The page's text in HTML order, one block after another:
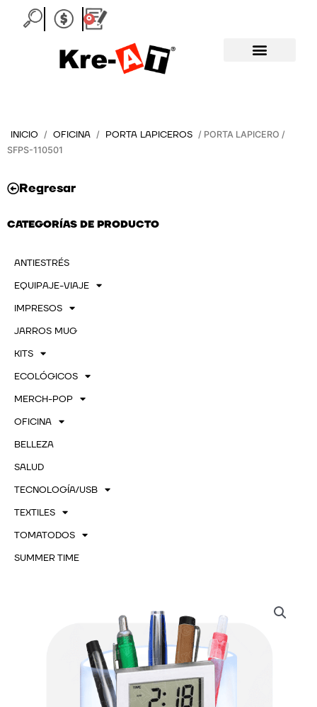
0
Carrito
INICIO / OFICINA / PORTA LAPICEROS / PORTA LAPICERO /
SFPS-110501
Regresar
CATEGORÍAS DE PRODUCTO
ANTIESTRÉS
EQUIPAJE-VIAJE
IMPRESOS
JARROS MUG
KITS
ECOLÓGICOS
MERCH-POP
OFICINA
BELLEZA
SALUD
TECNOLOGÍA/USB
TEXTILES
TOMATODOS
SUMMER TIME